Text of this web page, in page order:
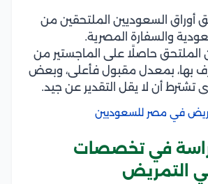
أوراق السعوديين الملتحقين من
والسفارة المصرية.
الملتحق حاصلًا على الماجستير من
بها، بمعدل مقبول فأعلى، وبعض
تشترط أن لا يقل التقدير عن جيد.
في مصر للسعوديين
في تخصصات
في التمريض